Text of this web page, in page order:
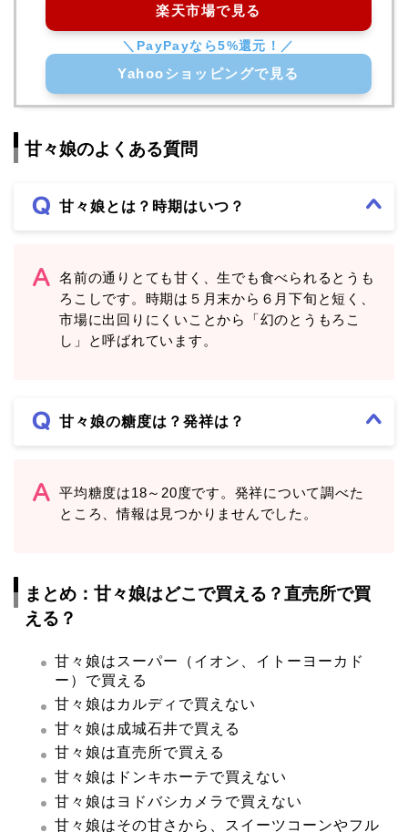
楽天市場で見る
Yahooショッピングで見る
甘々娘のよくある質問
甘々娘とは？時期はいつ？
名前の通りとても甘く、生でも食べられるとうも
ろこしです。時期は５月末から６月下旬と短く、
市場に出回りにくいことから「幻のとうもろこ
し」と呼ばれています。
甘々娘の糖度は？発祥は？
平均糖度は18～20度です。発祥について調べた
ところ、情報は見つかりませんでした。
まとめ：甘々娘はどこで買える？直売所で買
える？
甘々娘はスーパー（イオン、イトーヨーカド
ー）で買える
甘々娘はカルディで買えない
甘々娘は成城石井で買える
甘々娘は直売所で買える
甘々娘はドンキホーテで買えない
甘々娘はヨドバシカメラで買えない
甘々娘はその甘さから、スイーツコーンやフル